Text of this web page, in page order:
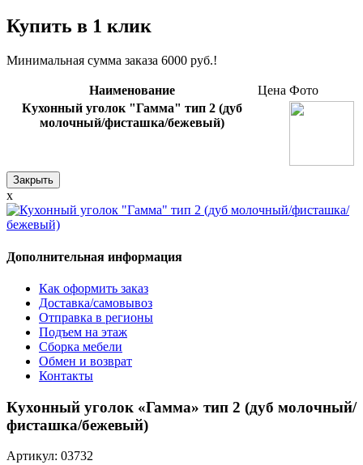
Купить в 1 клик
Минимальная сумма заказа 6000 руб.!
Наименование Цена Фото
Кухонный уголок "Гамма" тип 2 (дуб
молочный/фисташка/бежевый)
Закрыть
x
Дополнительная информация
Как оформить заказ
Доставка/самовывоз
Отправка в регионы
Подъем на этаж
Сборка мебели
Обмен и возврат
Контакты
Кухонный уголок «Гамма» тип 2 (дуб молочный/
фисташка/бежевый)
Артикул: 03732